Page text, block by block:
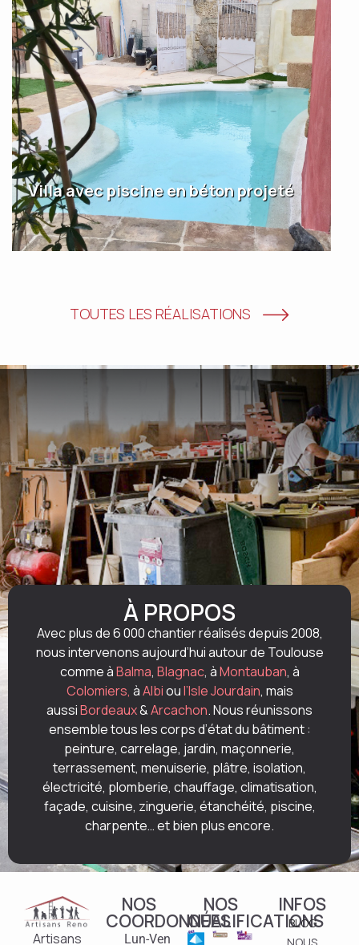
Villa avec piscine en béton projeté
TOUTES LES RÉALISATIONS
À PROPOS
Avec plus de 6 000 chantier réalisés depuis 2008,
nous intervenons aujourd’hui autour de Toulouse
comme àBalma, Blagnac, àMontauban, à
Colomiers, àAlbioul’Isle Jourdain, mais
aussiBordeaux&Arcachon. Nous réunissons
ensemble tous les corps d’état du bâtiment :
peinture, carrelage, jardin, maçonnerie,
terrassement, menuiserie, plâtre, isolation,
électricité, plomberie, chauffage, climatisation,
façade, cuisine, zinguerie, étanchéité, piscine,
charpente… et bien plus encore.
Artisans
NOS
COORDONNÉES
Lun-Ven
NOS
QUALIFICATIONS
INFOS
BLOG